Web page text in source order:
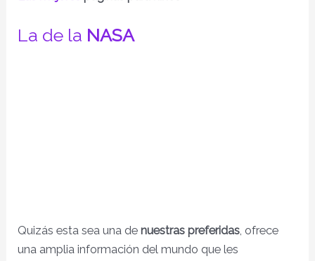
La de la NASA
Quizás esta sea una denuestras preferidas, ofrece
una amplia información del mundo que les